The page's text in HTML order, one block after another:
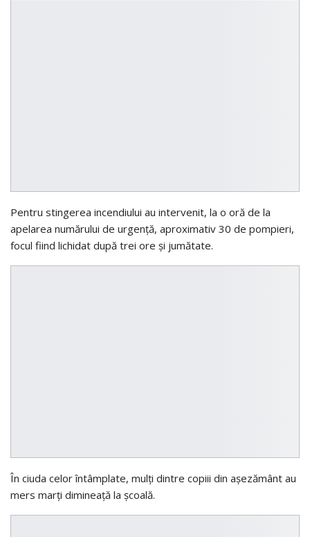
Pentru stingerea incendiului au intervenit, la o oră de la
apelarea numărului de urgenţă, aproximativ 30 de pompieri,
focul fiind lichidat după trei ore şi jumătate.
În ciuda celor întâmplate, mulţi dintre copiii din aşezământ au
mers marţi dimineaţă la şcoală.